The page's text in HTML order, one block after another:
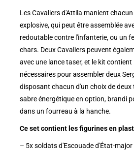
Les Cavaliers d'Attila manient
explosive, qui peut être assemblée
redoutable contre l'infanterie, ou un
chars. Deux Cavaliers peuvent
avec une lance taser, et le kit contient
nécessaires pour assembler deux
disposant chacun d'un choix de deux
sabre énergétique en option, brandi
dans un fourreau à la hanche.
Ce set contient les figurines en
– 5x soldats d'Escouade d'État-major